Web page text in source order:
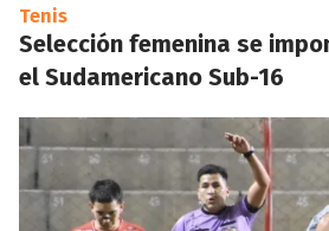
Tenis
Selección femenina se
el Sudamericano Sub-16